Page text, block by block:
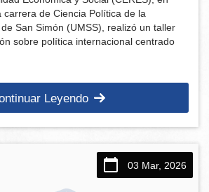
carrera de Ciencia Política de la
San Simón (UMSS), realizó un taller
sobre política internacional centrado
Leyendo
03 Mar, 2026